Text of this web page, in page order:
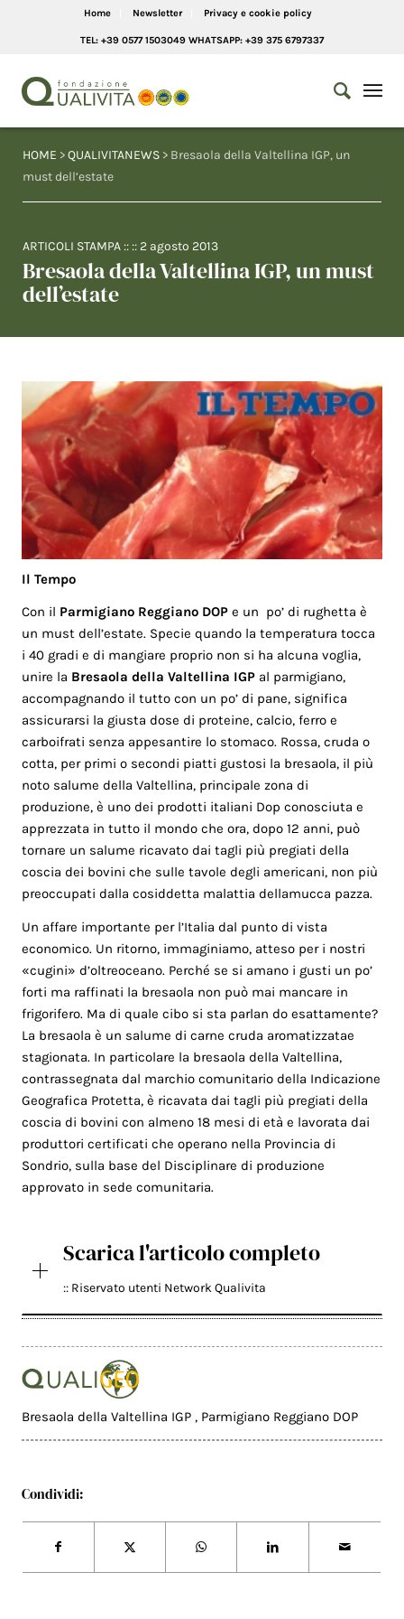
Home Newsletter Privacy e cookie policy
TEL: +39 0577 1503049 WHATSAPP: +39 375 6797337
HOME >QUALIVITANEWS > Bresaola della Valtellina IGP, un
must dell’estate
ARTICOLI STAMPA :: :: 2 agosto 2013
Bresaola della Valtellina IGP, un must
dell’estate
Il Tempo
Con il Parmigiano Reggiano DOP e un po’ di rughetta è
un must dell’estate. Specie quando la temperatura tocca
i 40 gradi e di mangiare proprio non si ha alcuna voglia,
unire la Bresaola della Valtellina IGP al parmigiano,
accompagnando il tutto con un po’ di pane, significa
assicurarsi la giusta dose di proteine, calcio, ferro e
carboifrati senza appesantire lo stomaco. Rossa, cruda o
cotta, per primi o secondi piatti gustosi la bresaola, il più
noto salume della Valtellina, principale zona di
produzione, è uno dei prodotti italiani Dop conosciuta e
apprezzata in tutto il mondo che ora, dopo 12 anni, può
tornare un salume ricavato dai tagli più pregiati della
coscia dei bovini che sulle tavole degli americani, non più
preoccupati dalla cosiddetta malattia dellamucca pazza.
Un affare importante per l’Italia dal punto di vista
economico. Un ritorno, immaginiamo, atteso per i nostri
«cugini» d’oltreoceano. Perché se si amano i gusti un po’
forti ma raffinati la bresaola non può mai mancare in
frigorifero. Ma di quale cibo si sta parlan do esattamente?
La bresaola è un salume di carne cruda aromatizzatae
stagionata. In particolare la bresaola della Valtellina,
contrassegnata dal marchio comunitario della Indicazione
Geografica Protetta, è ricavata dai tagli più pregiati della
coscia di bovini con almeno 18 mesi di età e lavorata dai
produttori certificati che operano nella Provincia di
Sondrio, sulla base del Disciplinare di produzione
approvato in sede comunitaria.
Scarica l'articolo completo
:: Riservato utenti Network Qualivita
Bresaola della Valtellina IGP, Parmigiano Reggiano DOP
Condividi: